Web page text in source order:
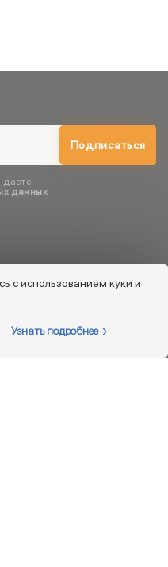
Подписаться
данных
с использованием куки и
Узнать подробнее